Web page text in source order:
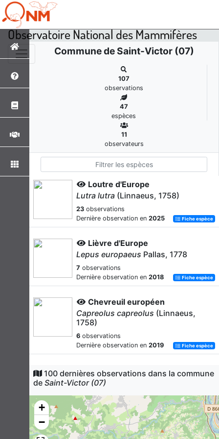
Observatoire National des Mammifères
Commune de Saint-Victor (07)
107
observations
47
espèces
11
observateurs
Loutre d'Europe
Lutra lutra (Linnaeus, 1758)
23 observations
Dernière observation en 2025 Fiche espèce
Lièvre d'Europe
Lepus europaeus Pallas, 1778
7 observations
Dernière observation en 2018 Fiche espèce
Chevreuil européen
Capreolus capreolus (Linnaeus,
1758)
6 observations
Dernière observation en 2019 Fiche espèce
Renard roux
Vulpes vulpes
5observations
Dernière observation en2020 Fiche espèce
Sanglier
100 dernières observations dans la commune
de Saint-Victor (07)
+
−